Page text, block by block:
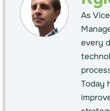
As
every
Today